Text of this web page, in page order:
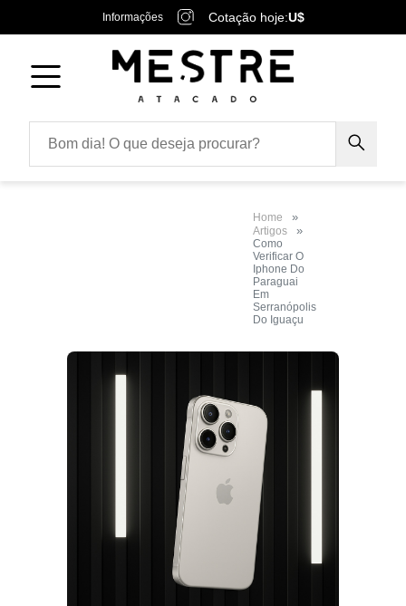
Informações Cotação hoje:U$
Home
Artigos
Como
Verificar O
Iphone Do
Paraguai
Em
Serranópolis
Do Iguaçu